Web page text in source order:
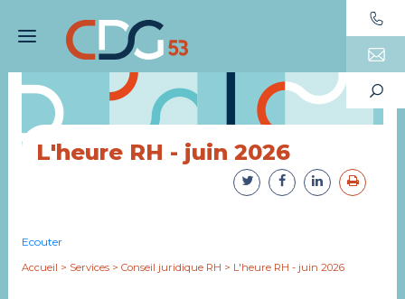
L'heure RH - juin 2026
Ecouter
Accueil > Services > Conseil juridique RH > L'heure RH - juin 2026